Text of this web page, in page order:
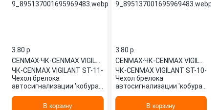
3.80 p.
CENMAX·
ЧК-CENMAX VIGILANT ST-11-
Чехол брелока
автосигнализации 'кобура'
11-D (че
В корзину
3.80 p.
CENMAX·
ЧК-CENMAX VIGILANT ST-10-
ЧК-CENMAX VIGILANT ST-10-
Чехол брелока
автосигнализации 'кобура'
10-D (че
В корзину